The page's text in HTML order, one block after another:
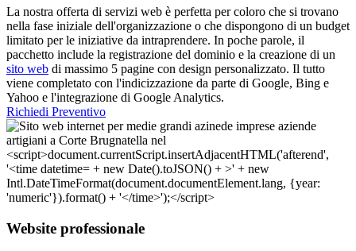
La nostra offerta di servizi web è perfetta per coloro che si trovano
nella fase iniziale dell'organizzazione o che dispongono di un budget
limitato per le iniziative da intraprendere. In poche parole, il
pacchetto include la registrazione del dominio e la creazione di un
sito web di massimo 5 pagine con design personalizzato. Il tutto
viene completato con l'indicizzazione da parte di Google, Bing e
Yahoo e l'integrazione di Google Analytics.
Richiedi Preventivo
Website professionale